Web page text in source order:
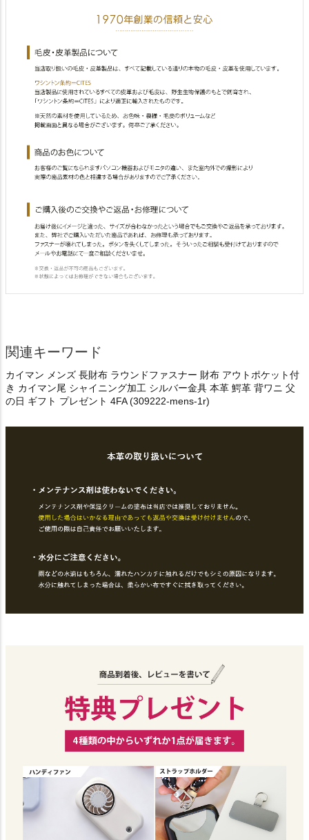
関連キーワード
カイマン メンズ 長財布 ラウンドファスナー 財布 アウトポケット付
き カイマン尾 シャイニング加工 シルバー金具 本革 鰐革 背ワニ 父
の日 ギフト プレゼント 4FA (309222-mens-1r)